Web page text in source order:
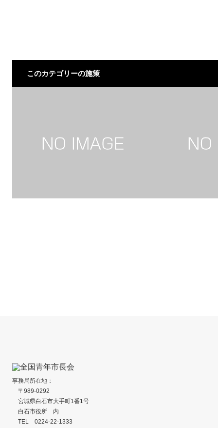
このカテゴリーの施策
事務局所在地：
〒989-0292
宮城県白石市大手町1番1号
白石市役所 内
TEL 0224-22-1333